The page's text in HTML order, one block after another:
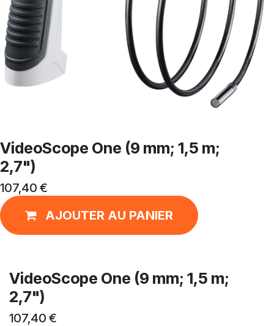
VideoScope One (9 mm; 1,5 m;
2,7")
107,40 €
AJOUTER AU PANIER
VideoScope One (9 mm; 1,5 m;
2,7")
107,40 €